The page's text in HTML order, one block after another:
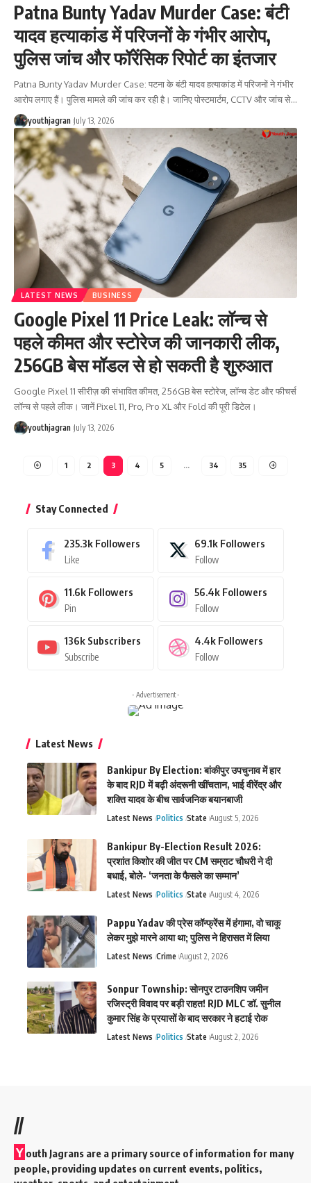
Patna Bunty Yadav Murder Case: बंटी
यादव हत्याकांड में परिजनों के गंभीर आरोप,
पुलिस जांच और फॉरेंसिक रिपोर्ट का इंतजार
Patna Bunty Yadav Murder Case: पटना के बंटी यादव हत्याकांड में परिजनों ने गंभीर
आरोप लगाए हैं। पुलिस मामले की जांच कर रही है। जानिए पोस्टमार्टम, CCTV और जांच से…
youthjagran July 13, 2026
LATEST NEWS BUSINESS
Google Pixel 11 Price Leak: लॉन्च से
पहले कीमत और स्टोरेज की जानकारी लीक,
256GB बेस मॉडल से हो सकती है शुरुआत
Google Pixel 11 सीरीज़ की संभावित कीमत, 256GB बेस स्टोरेज, लॉन्च डेट और फीचर्स
लॉन्च से पहले लीक। जानें Pixel 11, Pro, Pro XL और Fold की पूरी डिटेल।
youthjagran July 13, 2026
1 2 3 4 5 … 34 35
Stay Connected
235.3k Followers
Like
69.1k Followers
Follow
11.6k Followers
Pin
56.4k Followers
Follow
136k Subscribers
Subscribe
4.4k Followers
Follow
- Advertisement -
Latest News
Bankipur By Election: बांकीपुर उपचुनाव में हार
के बाद RJD में बढ़ी अंदरूनी खींचतान, भाई वीरेंद्र और
शक्ति यादव के बीच सार्वजनिक बयानबाजी
Latest News Politics State August 5, 2026
Bankipur By-Election Result 2026:
प्रशांत किशोर की जीत पर CM सम्राट चौधरी ने दी
बधाई, बोले- ‘जनता के फैसले का सम्मान’
Latest News Politics State August 4, 2026
Pappu Yadav की प्रेस कॉन्फ्रेंस में हंगामा, वो चाकू
लेकर मुझे मारने आया था; पुलिस ने हिरासत में लिया
Latest News Crime August 2, 2026
Sonpur Township: सोनपुर टाउनशिप जमीन
रजिस्ट्री विवाद पर बड़ी राहत! RJD MLC डॉ. सुनील
कुमार सिंह के प्रयासों के बाद सरकार ने हटाई रोक
Latest News Politics State August 2, 2026
//
Y outh Jagrans are a primary source of information for many
people, providing updates on current events, politics,